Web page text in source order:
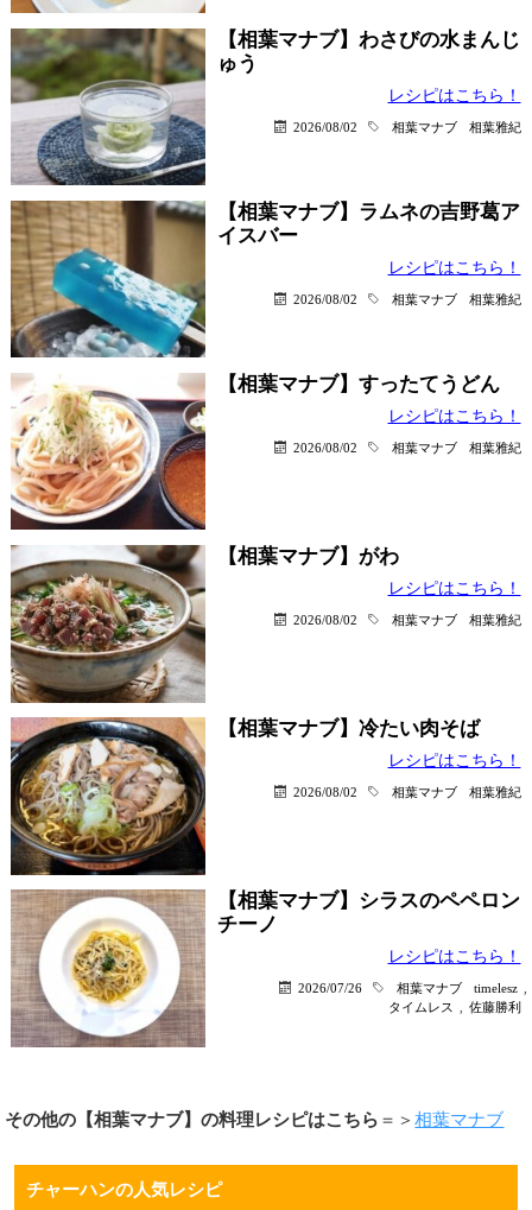
【相葉マナブ】わさびの水まんじ
ゅう
レシピはこちら！
2026/08/02 相葉マナブ 相葉雅紀
【相葉マナブ】ラムネの吉野葛ア
イスバー
レシピはこちら！
2026/08/02 相葉マナブ 相葉雅紀
【相葉マナブ】すったてうどん
レシピはこちら！
2026/08/02 相葉マナブ 相葉雅紀
【相葉マナブ】がわ
レシピはこちら！
2026/08/02 相葉マナブ 相葉雅紀
【相葉マナブ】冷たい肉そば
レシピはこちら！
2026/08/02 相葉マナブ 相葉雅紀
【相葉マナブ】シラスのペペロン
チーノ
レシピはこちら！
2026/07/26 相葉マナブ timelesz
タイムレス
佐藤勝利
その他の【相葉マナブ】の料理レシピはこちら ＝＞相葉マナブ
チャーハンの人気レシピ